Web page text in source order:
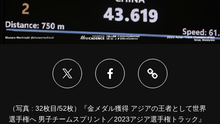
（写真 : 32枚目/52枚）『金メダル獲得 アジアの王者として世界
選手権へ 男子チームスプリント／2023アジア選手権トラック』